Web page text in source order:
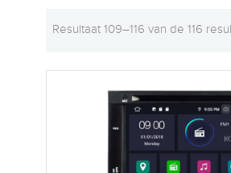
Resultaat 109–116 van de 116